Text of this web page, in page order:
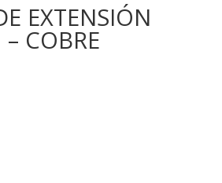
EXTENSIÓN
COBRE